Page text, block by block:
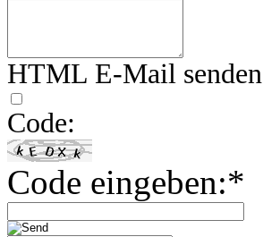
HTML E-Mail
Code:
Code eingeben:*